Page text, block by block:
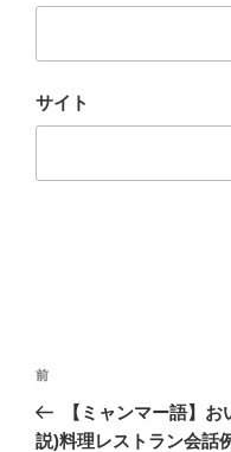
サイト
投
ナ
過
去
の
前
【ミャンマー語】
説)料理レストラン会話